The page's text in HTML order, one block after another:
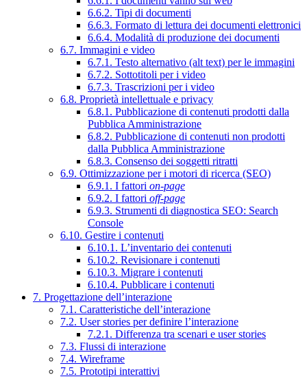
6.6.2. Tipi di documenti
6.6.3. Formato di lettura dei documenti elettronici
6.6.4. Modalità di produzione dei documenti
6.7. Immagini e video
6.7.1. Testo alternativo (alt text) per le immagini
6.7.2. Sottotitoli per i video
6.7.3. Trascrizioni per i video
6.8. Proprietà intellettuale e privacy
6.8.1. Pubblicazione di contenuti prodotti dalla
Pubblica Amministrazione
6.8.2. Pubblicazione di contenuti non prodotti
dalla Pubblica Amministrazione
6.8.3. Consenso dei soggetti ritratti
6.9. Ottimizzazione per i motori di ricerca (SEO)
6.9.1. I fattori on-page
6.9.2. I fattori off-page
6.9.3. Strumenti di diagnostica SEO: Search
Console
6.10. Gestire i contenuti
6.10.1. L’inventario dei contenuti
6.10.2. Revisionare i contenuti
6.10.3. Migrare i contenuti
6.10.4. Pubblicare i contenuti
7. Progettazione dell’interazione
7.1. Caratteristiche dell’interazione
7.2. User stories per definire l’interazione
7.2.1. Differenza tra scenari e user stories
7.3. Flussi di interazione
7.4. Wireframe
7.5. Prototipi interattivi